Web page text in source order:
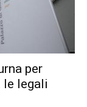
per
le legali